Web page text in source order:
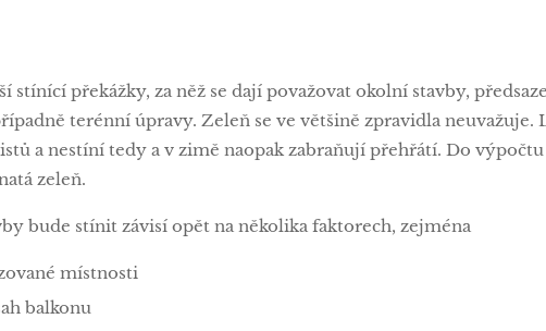
překážky, za něž se dají považovat okolní stavby,
terénní úpravy. Zeleň se ve většině zpravidla neuvažuje.
a nestíní tedy a v zimě naopak zabraňují přehřátí. Do
zeleň.
bude stínit závisí opět na několika faktorech, zejména
místnosti
balkonu